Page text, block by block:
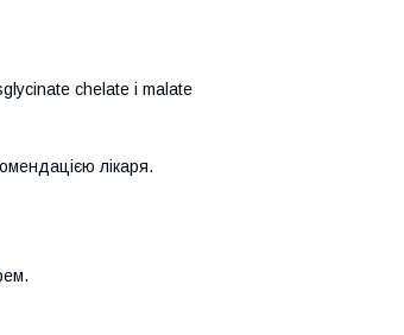
chelate і malate
лікаря.